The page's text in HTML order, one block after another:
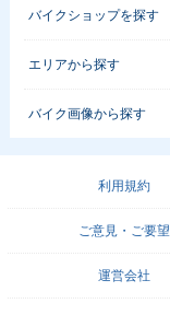
バイクショップを探す
エリアから探す
バイク画像から探す
利用規約
ご意見・ご要望
運営会社